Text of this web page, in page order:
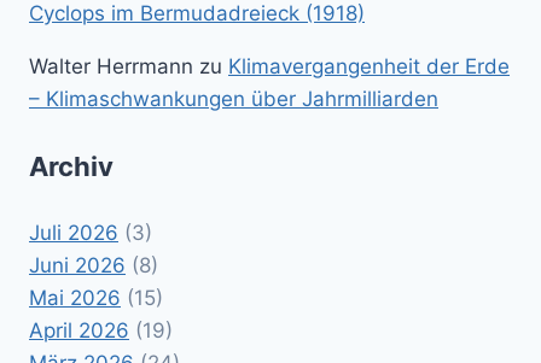
Cyclops im Bermudadreieck (1918)
Walter Herrmann zu Klimavergangenheit der Erde
– Klimaschwankungen über Jahrmilliarden
Archiv
Juli 2026 (3)
Juni 2026 (8)
Mai 2026 (15)
April 2026 (19)